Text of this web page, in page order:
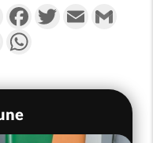
PartagerFacebookTwitterEmail
Messenger